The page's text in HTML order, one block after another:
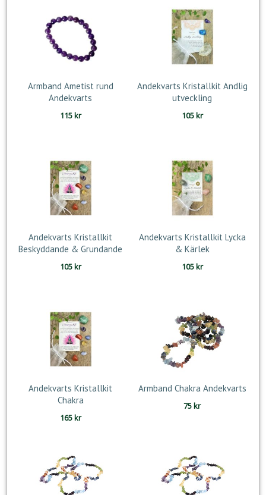
Armband Ametist rund
Andekvarts
115kr
Andekvarts Kristallkit Andlig
utveckling
105kr
Andekvarts Kristallkit
Beskyddande & Grundande
105kr
Andekvarts Kristallkit Lycka
& Kärlek
105kr
Andekvarts Kristallkit
Chakra
165kr
Armband Chakra Andekvarts
75kr